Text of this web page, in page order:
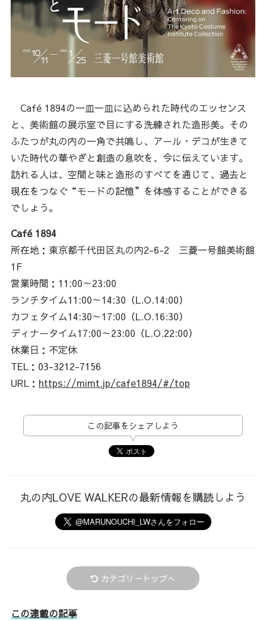
Café 1894の一皿一皿に込められた時代のエッセンス
と、美術館の展示室で目にする洗練された造形美。その
ふたつが丸の内の一角で共鳴し、アール・デコが生きて
いた時代の華やぎと創造の息吹を、今に伝えています。
訪れる人は、空間と味と造形のすべてを通じて、過去と
現在をつなぐ“モードの記憶”を体感することができる
でしょう。
Café 1894
所在地：東京都千代田区丸の内2-6-2 三菱一号館美術館
1F
営業時間：11:00～23:00
ランチタイム11:00～14:30（L.O.14:00）
カフェタイム14:30～17:00（L.O.16:30）
ディナータイム17:00～23:00（L.O.22:00）
休業日：不定休
TEL：03-3212-7156
URL： https://mimt.jp/cafe1894/#/top
この記事をシェアしよう
丸の内LOVE WALKERの最新情報を購読しよう
カテゴリートップへ
この連載の記事